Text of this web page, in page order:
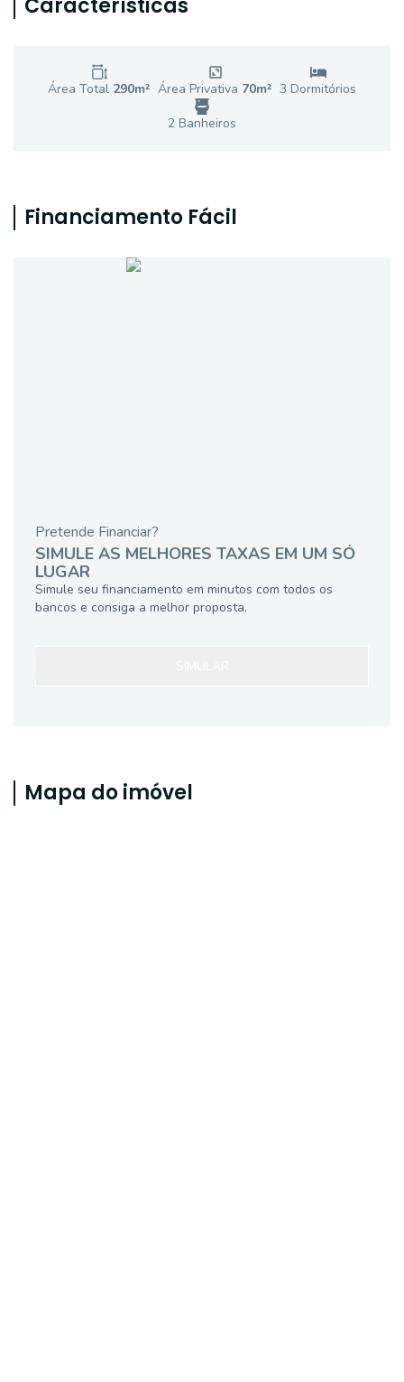
Características
Área Total 290m² Área Privativa 70m² 3 Dormitórios
2 Banheiros
Financiamento Fácil
Pretende Financiar?
SIMULE AS MELHORES TAXAS EM UM SÓ
LUGAR
Simule seu financiamento em minutos com todos os
bancos e consiga a melhor proposta.
Mapa do imóvel